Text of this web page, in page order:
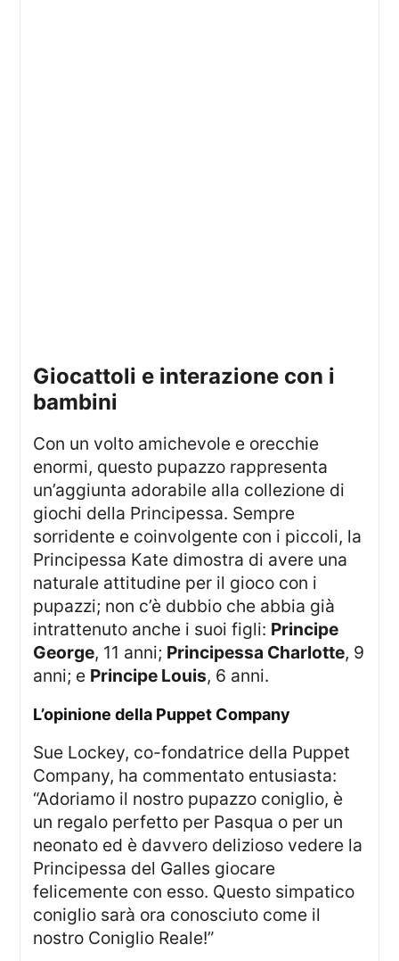
giocattoli e interazione con i
bambini
Con un volto amichevole e orecchie
enormi, questo pupazzo rappresenta
un’aggiunta adorabile alla collezione di
giochi della Principessa. Sempre
sorridente e coinvolgente con i piccoli, la
Principessa Kate dimostra di avere una
naturale attitudine per il gioco con i
pupazzi; non c’è dubbio che abbia già
intrattenuto anche i suoi figli: Principe
George, 11 anni; Principessa Charlotte, 9
anni; e Principe Louis, 6 anni.
l’opinione della Puppet Company
Sue Lockey, co-fondatrice della Puppet
Company, ha commentato entusiasta:
“Adoriamo il nostro pupazzo coniglio, è
un regalo perfetto per Pasqua o per un
neonato ed è davvero delizioso vedere la
Principessa del Galles giocare
felicemente con esso. Questo simpatico
coniglio sarà ora conosciuto come il
nostro Coniglio Reale!”